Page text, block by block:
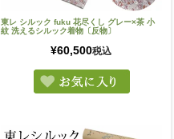
東レ シルック fuku 花尽くし グレー×茶 小
紋 洗えるシルック着物〔反物〕
¥60,500税込